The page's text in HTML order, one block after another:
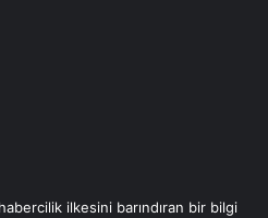
ilkesini barındıran bir bilgi